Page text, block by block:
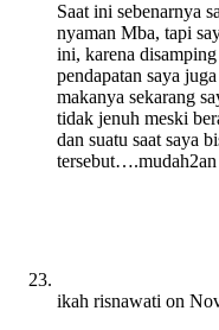
Saat ini sebenarnya
nyaman Mba, tapi
ini, karena
pendapatan saya
makanya sekarang
tidak jenuh meski
dan suatu saat saya
tersebut….mudah2an
ikah risnawati on